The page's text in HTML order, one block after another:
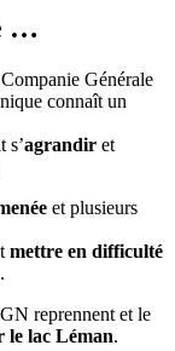
…
Générale
connaît un
s’agrandir et
et plusieurs
mettre en difficulté
.
reprennent et le
le lac Léman.